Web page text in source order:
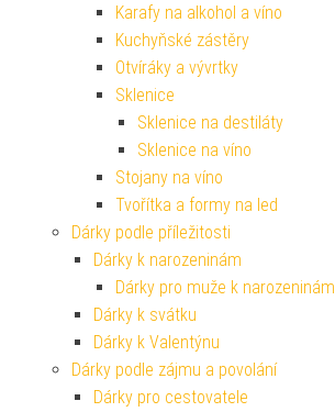
Karafy na alkohol a víno
Kuchyňské zástěry
Otvíráky a vývrtky
Sklenice
Sklenice na destiláty
Sklenice na víno
Stojany na víno
Tvořítka a formy na led
Dárky podle příležitosti
Dárky k narozeninám
Dárky pro muže k narozeninám
Dárky k svátku
Dárky k Valentýnu
Dárky podle zájmu a povolání
Dárky pro cestovatele